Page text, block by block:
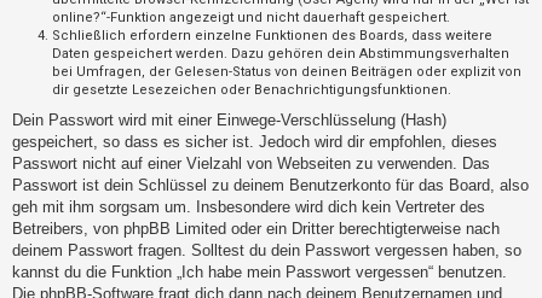
w
o
r
t
e
t
e
online?“-Funktion angezeigt und nicht dauerhaft gespeichert.
Schließlich erfordern einzelne Funktionen des Boards, dass weitere
Daten gespeichert werden. Dazu gehören dein Abstimmungsverhalten
bei Umfragen, der Gelesen-Status von deinen Beiträgen oder explizit von
dir gesetzte Lesezeichen oder Benachrichtigungsfunktionen.
Dein Passwort wird mit einer Einwege-Verschlüsselung (Hash)
gespeichert, so dass es sicher ist. Jedoch wird dir empfohlen, dieses
Passwort nicht auf einer Vielzahl von Webseiten zu verwenden. Das
Passwort ist dein Schlüssel zu deinem Benutzerkonto für das Board, also
geh mit ihm sorgsam um. Insbesondere wird dich kein Vertreter des
Betreibers, von phpBB Limited oder ein Dritter berechtigterweise nach
deinem Passwort fragen. Solltest du dein Passwort vergessen haben, so
kannst du die Funktion „Ich habe mein Passwort vergessen“ benutzen.
Die phpBB-Software fragt dich dann nach deinem Benutzernamen und